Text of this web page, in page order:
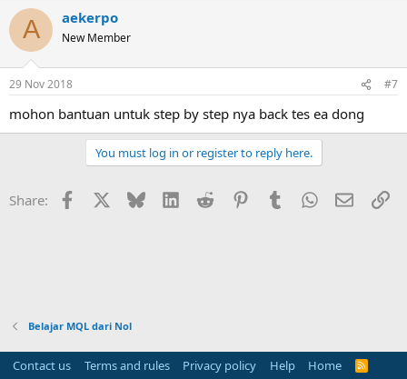
A aekerpo
New Member
29 Nov 2018 #7
mohon bantuan untuk step by step nya back tes ea dong
You must log in or register to reply here.
Share: Facebook Bluesky LinkedInReddit PinterestTumblrWhatsApp
Email
Belajar MQL dari Nol
Contact us Terms and rules Privacy policy Help Home
R